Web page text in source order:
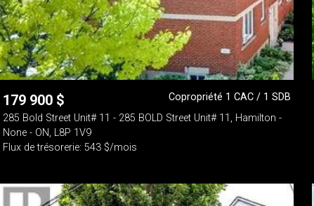
179 900 $
Copropriété 1 CAC / 1 SDB
285 Bold Street Unit# 11 - 285 BOLD Street Unit# 11, Hamilton -
None - ON, L8P 1V9
Flux de trésorerie: 543 $/mois